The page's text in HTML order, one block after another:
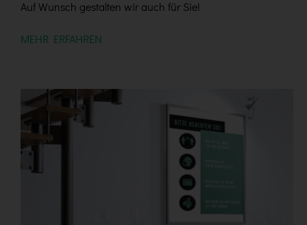
Auf Wunsch gestalten wir auch für Sie!
MEHR ERFAHREN